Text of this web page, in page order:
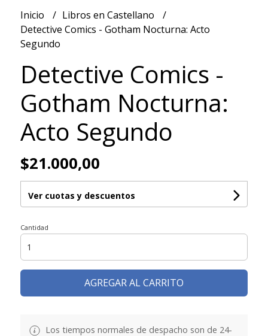
Inicio
Libros en Castellano
Detective Comics - Gotham Nocturna: Acto
Segundo
Detective Comics -
Gotham Nocturna:
Acto Segundo
$21.000,00
Ver cuotas y descuentos
Cantidad
AGREGAR AL CARRITO
Los tiempos normales de despacho son de 24-